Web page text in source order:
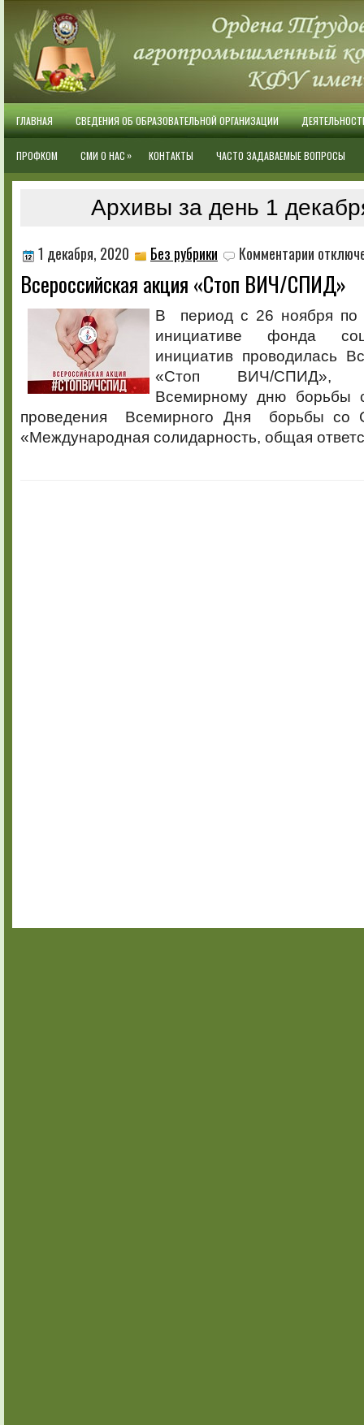
ГЛАВНАЯ СВЕДЕНИЯ ОБ ОБРАЗОВАТЕЛЬНОЙ ОРГАНИЗАЦИИ
ПРОФКОМ СМИ О НАС » КОНТАКТЫ ЧАСТО ЗАДАВАЕМЫЕ ВОПРОСЫ
Архивы за день 1
1 декабря, 2020 Без рубрики Комментарии записи
акция
«Стоп
ВИЧ/
СПИД»
Всероссийская акция «Стоп ВИЧ/СПИД»
В период с 26 ноября по
инициативе фонда
инициатив проводилась
«Стоп ВИЧ/СПИД»,
Всемирному дню борьбы
проведения Всемирного Дня борьбы
«Международная солидарность, общая